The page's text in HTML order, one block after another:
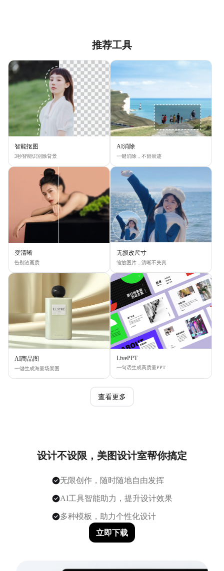
推荐工具
智能抠图
3秒智能识别除背景
AI消除
一键消除，不留痕迹
变清晰
告别渣画质
无损改尺寸
缩放图片，清晰不失真
AI商品图
一键生成海量场景图
LivePPT
一句话生成高质量PPT
查看更多
设计不设限，美图设计室帮你搞定
无限创作，随时随地自由发挥
AI工具智能助力，提升设计效果
多种模板，助力个性化设计
立即下载